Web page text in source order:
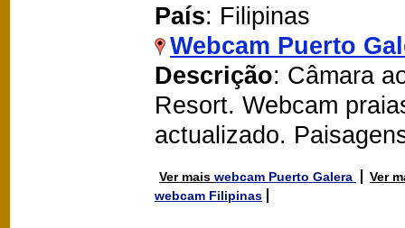
País: Filipinas
Webcam Puerto
Descrição: Câmara
Resort. Webcam
actualizado.
Ver mais webcam Puerto Galera
Ver
webcam Filipinas